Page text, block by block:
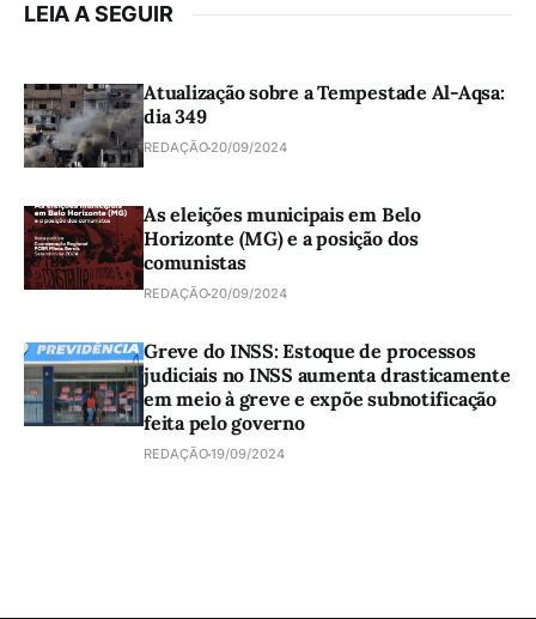
LEIA A SEGUIR
Atualização sobre a Tempestade Al-Aqsa:
dia 349
REDAÇÃO 20/09/2024
As eleições municipais em Belo
Horizonte (MG) e a posição dos
comunistas
REDAÇÃO 20/09/2024
Greve do INSS: Estoque de processos
judiciais no INSS aumenta drasticamente
em meio à greve e expõe subnotificação
feita pelo governo
REDAÇÃO19/09/2024